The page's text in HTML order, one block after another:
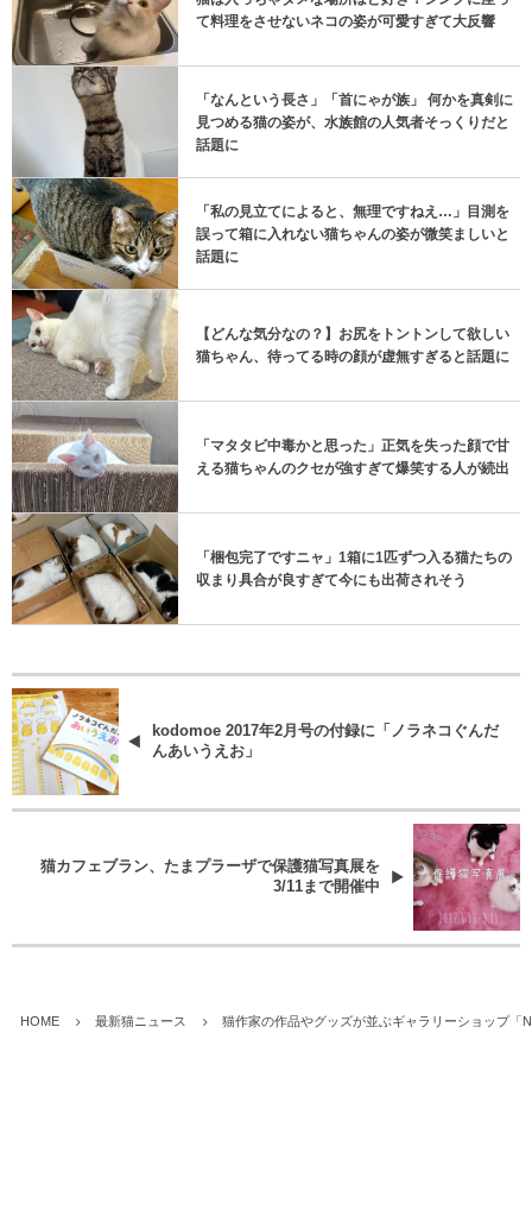
て料理をさせないネコの姿が可愛すぎて大反響
「なんという長さ」「首にゃが族」 何かを真剣に
見つめる猫の姿が、水族館の人気者そっくりだと
話題に
「私の見立てによると、無理ですねえ…」目測を
誤って箱に入れない猫ちゃんの姿が微笑ましいと
話題に
【どんな気分なの？】お尻をトントンして欲しい
猫ちゃん、待ってる時の顔が虚無すぎると話題に
「マタタビ中毒かと思った」正気を失った顔で甘
える猫ちゃんのクセが強すぎて爆笑する人が続出
「梱包完了ですニャ」1箱に1匹ずつ入る猫たちの
収まり具合が良すぎて今にも出荷されそう
kodomoe 2017年2月号の付録に「ノラネコぐんだ
んあいうえお」
猫カフェブラン、たまプラーザで保護猫写真展を
3/11まで開催中
HOME 最新猫ニュース 猫作家の作品やグッズが並ぶギャラリーショップ「